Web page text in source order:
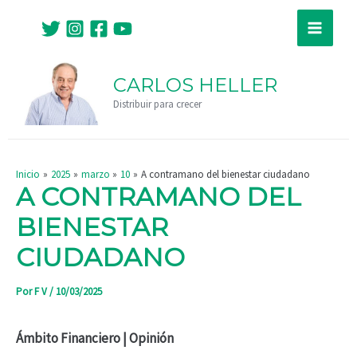
contenido
Main
CARLOS HELLER
Distribuir para crecer
Inicio 2025 marzo 10 A contramano del bienestar ciudadano
A CONTRAMANO DEL
BIENESTAR
CIUDADANO
PorF V/ 10/03/2025
Ámbito Financiero | Opinión
entradas